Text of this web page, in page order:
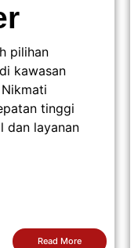
pilihan
kawasan
tinggi
dan layanan
Read More